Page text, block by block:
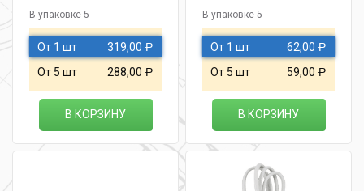
В упаковке 5
От 1 шт 319,00 Р
От 5 шт 288,00 Р
В КОРЗИНУ
В упаковке 5
От 1 шт 62,00 Р
От 5 шт 59,00 Р
В КОРЗИНУ